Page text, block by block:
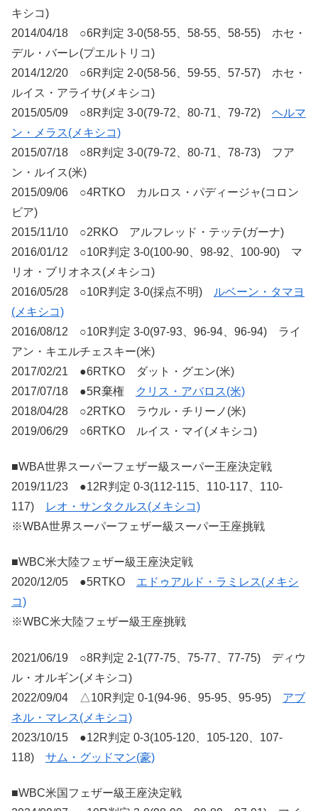
キシコ)
2014/04/18 ○6R判定 3-0(58-55、58-55、58-55) ホセ・
デル・バーレ(プエルトリコ)
2014/12/20 ○6R判定 2-0(58-56、59-55、57-57) ホセ・
ルイス・アライサ(メキシコ)
2015/05/09 ○8R判定 3-0(79-72、80-71、79-72) ヘルマ
ン・メラス(メキシコ)
2015/07/18 ○8R判定 3-0(79-72、80-71、78-73) フア
ン・ルイス(米)
2015/09/06 ○4RTKO カルロス・パディージャ(コロン
ビア)
2015/11/10 ○2RKO アルフレッド・テッテ(ガーナ)
2016/01/12 ○10R判定 3-0(100-90、98-92、100-90) マ
リオ・ブリオネス(メキシコ)
2016/05/28 ○10R判定 3-0(採点不明)
ルベーン・タマヨ
(メキシコ)
2016/08/12 ○10R判定 3-0(97-93、96-94、96-94) ライ
アン・キエルチェスキー(米)
2017/02/21 ●6RTKO ダット・グエン(米)
2017/07/18 ●5R棄権
クリス・アバロス(米)
2018/04/28 ○2RTKO ラウル・チリーノ(米)
2019/06/29 ○6RTKO ルイス・マイ(メキシコ)
■WBA世界スーパーフェザー級スーパー王座決定戦
2019/11/23 ●12R判定 0-3(112-115、110-117、110-
117)
レオ・サンタクルス(メキシコ)
※WBA世界スーパーフェザー級スーパー王座挑戦
■WBC米大陸フェザー級王座決定戦
2020/12/05 ●5RTKO エドゥアルド・ラミレス(メキシ
コ)
※WBC米大陸フェザー級王座挑戦
2021/06/19 ○8R判定 2-1(77-75、75-77、77-75) ディウ
ル・オルギン(メキシコ)
2022/09/04 △10R判定 0-1(94-96、95-95、95-95) アブ
ネル・マレス(メキシコ)
2023/10/15 ●12R判定 0-3(105-120、105-120、107-
118) サム・グッドマン(豪)
■WBC米国フェザー級王座決定戦